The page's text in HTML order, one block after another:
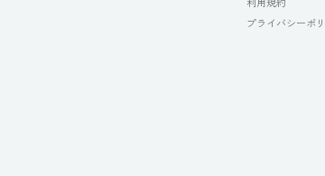
プライバシーポ